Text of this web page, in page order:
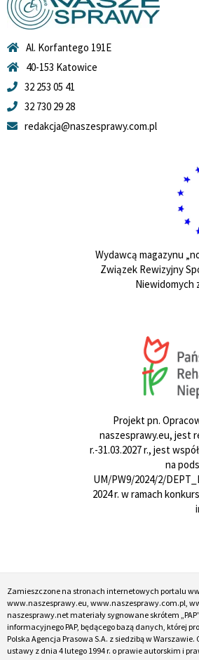
Al. Korfantego 191E
40-153 Katowice
32 253 05 41
32 730 29 28
redakcja@naszesprawy.com.pl
Wydawcą magazynu
Związek Rewizyjny
Niewidomych
Projekt pn.
naszesprawy.eu, jest
r.-31.03.2027 r., jest
na
UM/PW9/2024/2/
2024 r. w ramach
Zamieszczone na stronach internetowych portalu
www.naszesprawy.eu, www.naszesprawy.com.pl,
naszesprawy.net materiały sygnowane skrótem
informacyjnego PAP, będącego bazą danych, której
Polska Agencja Prasowa S.A. z siedzibą w
ustawy z dnia 4 lutego 1994 r. o prawie autorskim i